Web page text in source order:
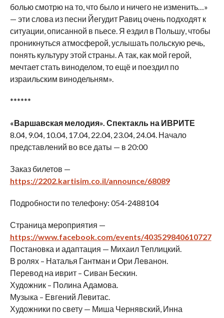
болью смотрю на то, что было и ничего не изменить…»
— эти слова из песни Йегудит Равиц очень подходят к
ситуации, описанной в пьесе. Я ездил в Польшу, чтобы
проникнуться атмосферой, услышать польскую речь,
понять культуру этой страны. А так, как мой герой,
мечтает стать виноделом, то ещё и поездил по
израильским винодельням».
******
«Варшавская мелодия». Спектакль на ИВРИТЕ
8.04, 9.04, 10.04, 17.04, 22.04, 23.04, 24.04. Начало
представлений во все даты — в 20:00
Заказ билетов —
https://2202.kartisim.co.il/announce/68089
Подробности по телефону: 054-2488104
Страница мероприятия —
https://www.facebook.com/events/403529840610727
Постановка и адаптация — Михаил Теплицкий.
В ролях – Наталья Гантман и Ори Леванон.
Перевод на иврит – Сиван Бескин.
Художник – Полина Адамова.
Музыка – Евгений Левитас.
Художники по свету — Миша Чернявский, Инна